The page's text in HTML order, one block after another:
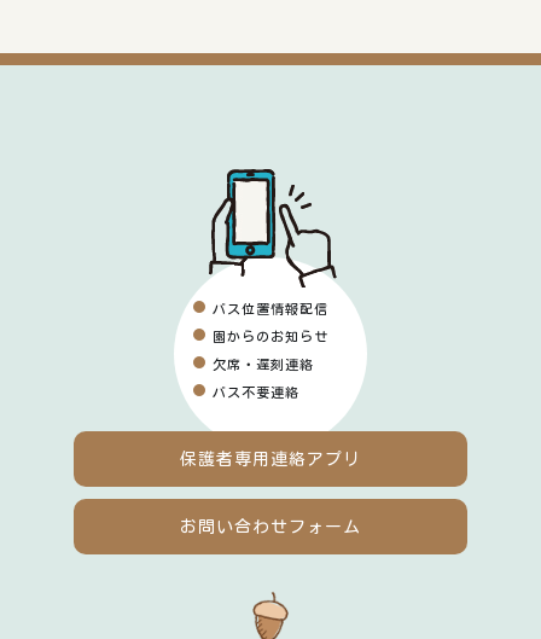
お問い合わせフォーム
保護者専用 連絡アプリ
バス位置情報配信
園からのお知らせ
欠席・遅刻連絡
バス不要連絡